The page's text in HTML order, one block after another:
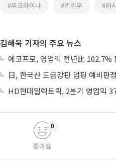
#우크라이나 #키이우 #러
김해욱 기자의 주요 뉴스
에코프로, 영업익 전년比
日, 한국산 도금강판 덤핑 예비판
HD현대일렉트릭, 2분기 영업익
좋아요
0